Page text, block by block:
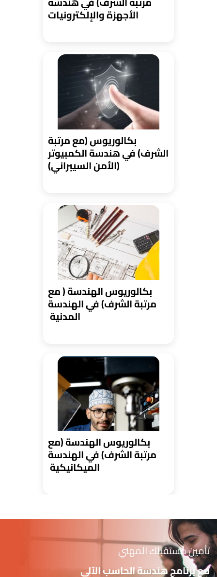
الأجهزة والإلكترونيات
بكالوريوس (مع مرتبة
الشرف) في هندسة الكمبيوتر
(الأمن السيبراني)
بكالوريوس الهندسة ( مع
مرتبة الشرف) في الهندسة
المدنية
بكالوريوس الهندسة (مع
مرتبة الشرف) في الهندسة
الميكانيكية
تأمين مستقبلك المهني
مع برنامج هندسة الحاسب الآلي